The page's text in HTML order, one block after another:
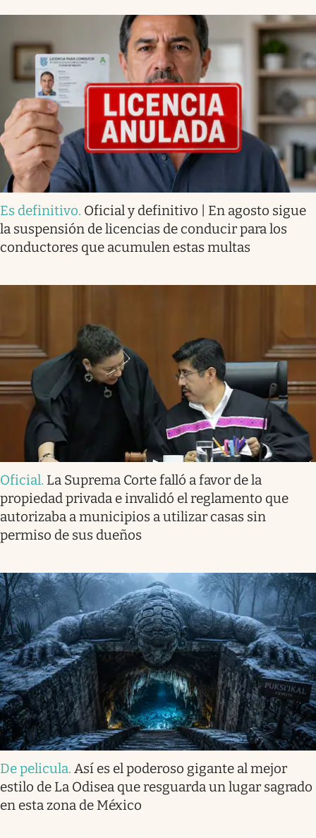
Es definitivo. Oficial y definitivo | En agosto sigue
la suspensión de licencias de conducir para los
conductores que acumulen estas multas
Oficial. La Suprema Corte falló a favor de la
propiedad privada e invalidó el reglamento que
autorizaba a municipios a utilizar casas sin
permiso de sus dueños
De pelicula. Así es el poderoso gigante al mejor
estilo de La Odisea que resguarda un lugar sagrado
en esta zona de México